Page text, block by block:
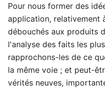
Pour nous former des
application, relativement
débouchés aux produits
l'analyse des faits les
rapprochons-les de ce
la même voie ; et peut-
vérités neuves,